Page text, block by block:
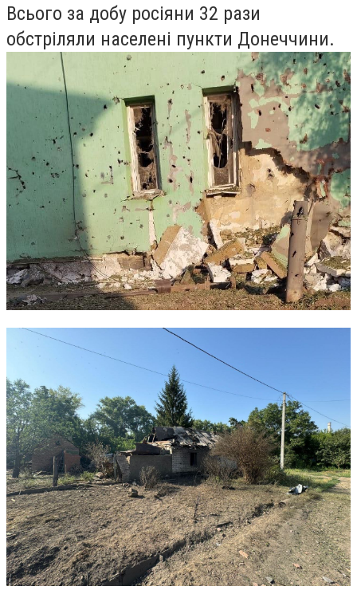
Всього за добу росіяни 32 рази
обстріляли населені пункти Донеччини.